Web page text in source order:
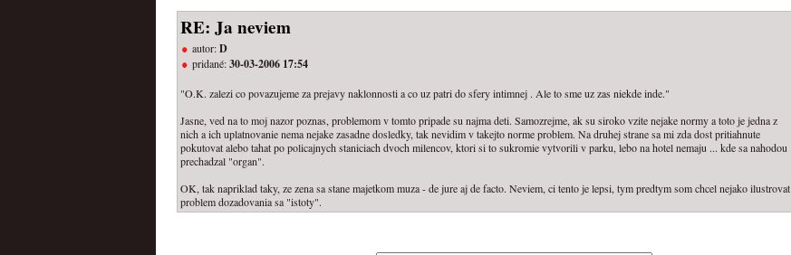
RE: Ja neviem
autor:D
pridané:30-03-2006 17:54
"O.K. zalezi co povazujeme za prejavy naklonnosti a co uz patri do sfery intimnej . Ale to sme uz zas niekde inde."
Jasne, ved na to moj nazor poznas, problemom v tomto pripade su najma deti. Samozrejme, ak su siroko vzite nejake normy a toto je jedna z
nich a ich uplatnovanie nema nejake zasadne dosledky, tak nevidim v takejto norme problem. Na druhej strane sa mi zda dost pritiahnute
pokutovat alebo tahat po policajnych staniciach dvoch milencov, ktori si to sukromie vytvorili v parku, lebo na hotel nemaju ... kde sa nahodou
prechadzal "organ".
OK, tak napriklad taky, ze zena sa stane majetkom muza - de jure aj de facto. Neviem, ci tento je lepsi, tym predtym som chcel nejako ilustrovat
problem dozadovania sa "istoty".